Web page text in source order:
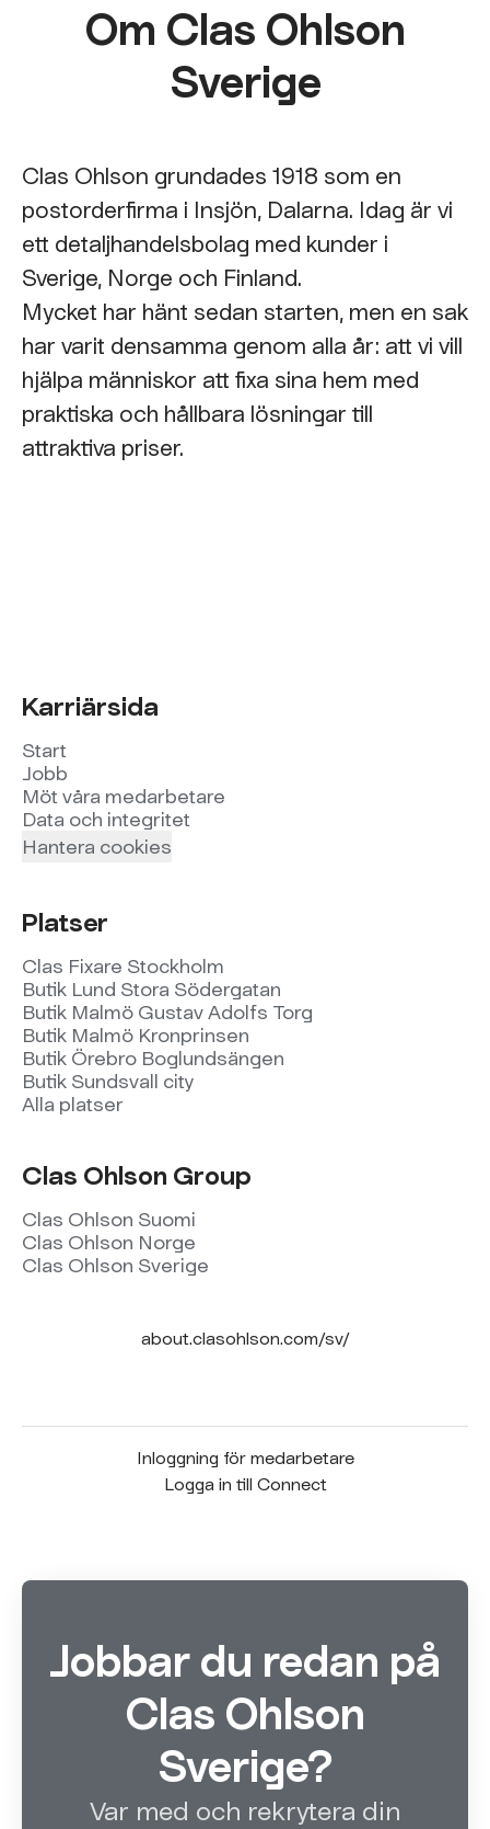
Om Clas Ohlson
Sverige
Clas Ohlson grundades 1918 som en
postorderfirma i Insjön, Dalarna. Idag är vi
ett detaljhandelsbolag med kunder i
Sverige, Norge och Finland.
Mycket har hänt sedan starten, men en sak
har varit densamma genom alla år: att vi vill
hjälpa människor att fixa sina hem med
praktiska och hållbara lösningar till
attraktiva priser.
Karriärsida
Start
Jobb
Möt våra medarbetare
Data och integritet
Hantera cookies
Platser
Clas Fixare Stockholm
Butik Lund Stora Södergatan
Butik Malmö Gustav Adolfs Torg
Butik Malmö Kronprinsen
Butik Örebro Boglundsängen
Butik Sundsvall city
Alla platser
Clas Ohlson Group
Clas Ohlson Suomi
Clas Ohlson Norge
Clas Ohlson Sverige
about.clasohlson.com/sv/
Inloggning för medarbetare
Logga in till Connect
Jobbar du redan på
Clas Ohlson
Sverige?
Var med och rekrytera din